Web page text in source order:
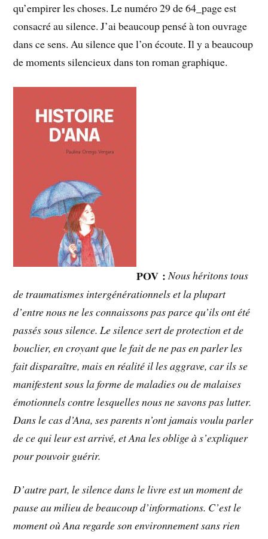
qu’empirer les choses. Le numéro 29 de 64_page est
consacré au silence. J’ai beaucoup pensé à ton ouvrage
dans ce sens. Au silence que l’on écoute. Il y a beaucoup
de moments silencieux dans ton roman graphique.
POV : Nous héritons tous
de traumatismes intergénérationnels et la plupart
d’entre nous ne les connaissons pas parce qu’ils ont été
passés sous silence. Le silence sert de protection et de
bouclier, en croyant que le fait de ne pas en parler les
fait disparaître, mais en réalité il les aggrave, car ils se
manifestent sous la forme de maladies ou de malaises
émotionnels contre lesquelles nous ne savons pas lutter.
Dans le cas d’Ana, ses parents n’ont jamais voulu parler
de ce qui leur est arrivé, et Ana les oblige à s’expliquer
pour pouvoir guérir.
D’autre part, le silence dans le livre est un moment de
pause au milieu de beaucoup d’informations. C’est le
moment où Ana regarde son environnement sans rien